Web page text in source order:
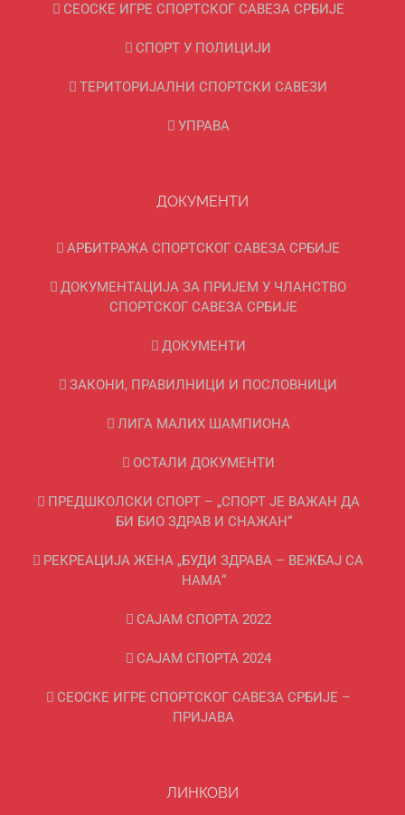
СЕОСКЕ ИГРЕ СПОРТСКОГ САВЕЗА СРБИЈЕ
СПОРТ У ПОЛИЦИЈИ
ТЕРИТОРИЈАЛНИ СПОРТСКИ САВЕЗИ
УПРАВА
ДОКУМЕНТИ
АРБИТРАЖА СПОРТСКОГ САВЕЗА СРБИЈЕ
ДОКУМЕНТАЦИЈА ЗА ПРИЈЕМ У ЧЛАНСТВО
СПОРТСКОГ САВЕЗА СРБИЈЕ
ДОКУМЕНТИ
ЗАКОНИ, ПРАВИЛНИЦИ И ПОСЛОВНИЦИ
ЛИГА МАЛИХ ШАМПИОНА
ОСТАЛИ ДОКУМЕНТИ
ПРЕДШКОЛСКИ СПОРТ – „СПОРТ ЈЕ ВАЖАН ДА
БИ БИО ЗДРАВ И СНАЖАН“
РЕКРЕАЦИЈА ЖЕНА „БУДИ ЗДРАВА – ВЕЖБАЈ СА
НАМА“
САЈАМ СПОРТА 2022
САЈАМ СПОРТА 2024
СЕОСКЕ ИГРЕ СПОРТСКОГ САВЕЗА СРБИЈЕ –
ПРИЈАВА
ЛИНКОВИ